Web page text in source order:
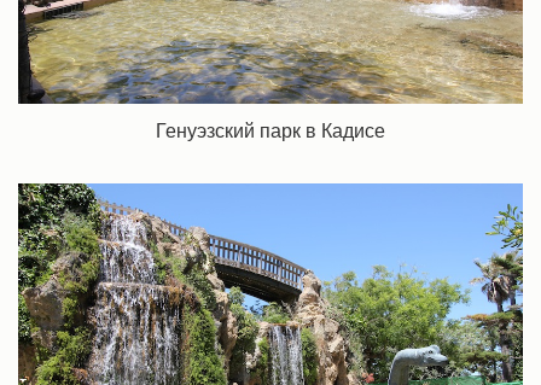
Генуэзский парк в Кадисе